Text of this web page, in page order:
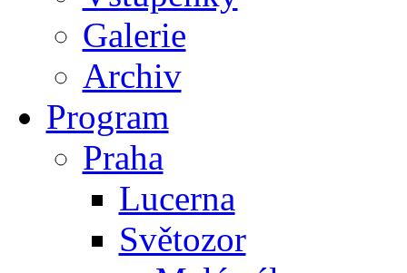
Galerie
Archiv
Program
Praha
Lucerna
Světozor